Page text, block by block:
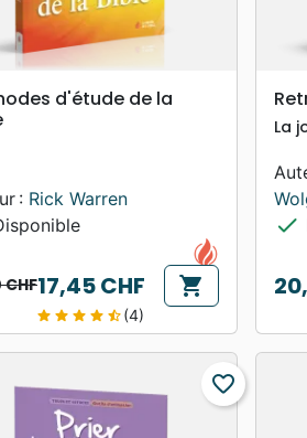
search APERÇU RAPIDE
d'étude de la
: Rick Warren
base
CHF17,45 CHF shopping_cart
star star star star star_half(4)
La
check
Prix
favorite_border